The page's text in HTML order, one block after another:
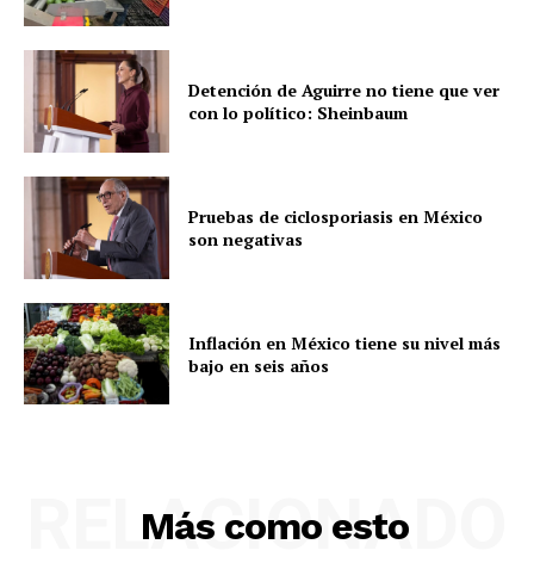
Detención de Aguirre no tiene que ver
con lo político: Sheinbaum
Pruebas de ciclosporiasis en México
son negativas
Inflación en México tiene su nivel más
bajo en seis años
Más como esto
RELACIONADO